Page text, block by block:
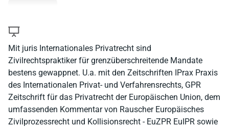
Mit juris Internationales Privatrecht sind
Zivilrechtspraktiker für grenzüberschreitende Mandate
bestens gewappnet. U.a. mit den Zeitschriften IPrax Praxis
des Internationalen Privat- und Verfahrensrechts, GPR
Zeitschrift für das Privatrecht der Europäischen Union, dem
umfassenden Kommentar von Rauscher Europäisches
Zivilprozessrecht und Kollisionsrecht - EuZPR EuIPR sowie